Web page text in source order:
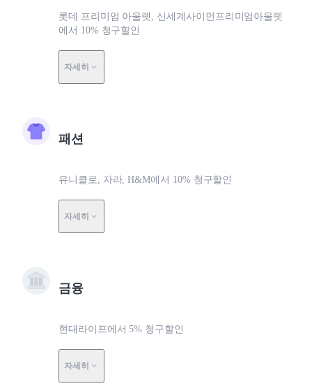
롯데 프리미엄 아울렛, 신세계사이먼프리미엄아울렛
에서 10% 청구할인
자세히
패션
유니클로, 자라, H&M에서 10% 청구할인
자세히
금융
현대라이프에서 5% 청구할인
자세히